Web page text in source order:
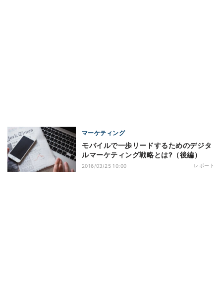
マーケティング
モバイルで一歩リードするためのデジタ
ルマーケティング戦略とは?（後編）
2016/03/25 10:00 レポート